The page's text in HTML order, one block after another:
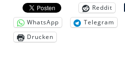
Reddit
WhatsApp
Telegram
Drucken